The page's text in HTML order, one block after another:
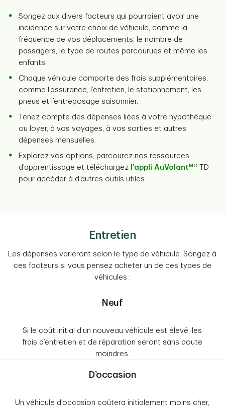
Songez aux divers facteurs qui pourraient avoir une
incidence sur votre choix de véhicule, comme la
fréquence de vos déplacements, le nombre de
passagers, le type de routes parcourues et même les
enfants.
Chaque véhicule comporte des frais supplémentaires,
comme l’assurance, l’entretien, le stationnement, les
pneus et l’entreposage saisonnier.
Tenez compte des dépenses liées à votre hypothèque
ou loyer, à vos voyages, à vos sorties et autres
dépenses mensuelles.
Explorez vos options, parcourez nos ressources
d’apprentissage et téléchargez l’appli AuVolant MC
TD
pour accéder à d’autres outils utiles.
Entretien
Les dépenses varieront selon le type de véhicule. Songez à
ces facteurs si vous pensez acheter un de ces types de
véhicules :
Neuf
Si le coût initial d’un nouveau véhicule est élevé, les
frais d’entretien et de réparation seront sans doute
moindres.
D’occasion
Un véhicule d’occasion coûtera initialement moins cher,